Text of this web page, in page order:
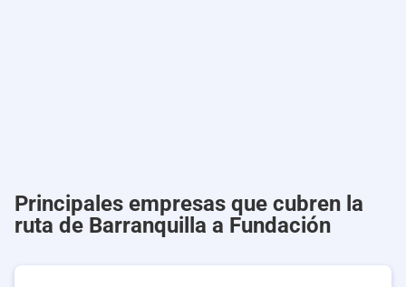
Principales empresas que cubren la
ruta de Barranquilla a Fundación